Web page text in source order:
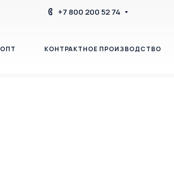
+7 800 200 52 74
ОПТ КОНТРАКТНОЕ ПРОИЗВОДСТВО